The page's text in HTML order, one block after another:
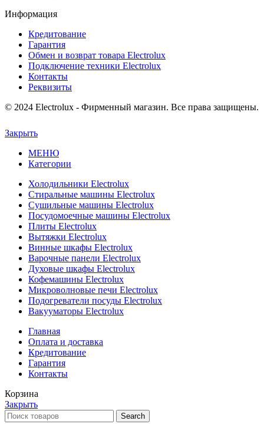
Информация
Кредитование
Гарантия
Обмен и возврат товара Electrolux
Подключение техники Electrolux
Контакты
Реквизиты
© 2024 Electrolux - Фирменный магазин. Все права защищены.
Закрыть
МЕНЮ
Категории
Холодильники Electrolux
Стиральные машины Electrolux
Сушильные машины Electrolux
Посудомоечные машины Electrolux
Плиты Electrolux
Вытяжки Electrolux
Винные шкафы Electrolux
Варочные панели Electrolux
Духовые шкафы Electrolux
Кофемашины Electrolux
Микроволновые печи Electrolux
Подогреватели посуды Electrolux
Вакууматоры Electrolux
Главная
Оплата и доставка
Кредитование
Гарантия
Контакты
Корзина
Закрыть
Search